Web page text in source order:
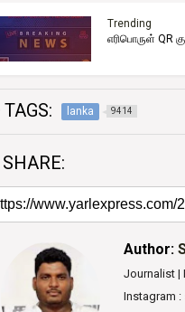
Trending
எரிபொருள் QR
TAGS: lanka 9414
SHARE:
Author:
Journalist |
Instagram :